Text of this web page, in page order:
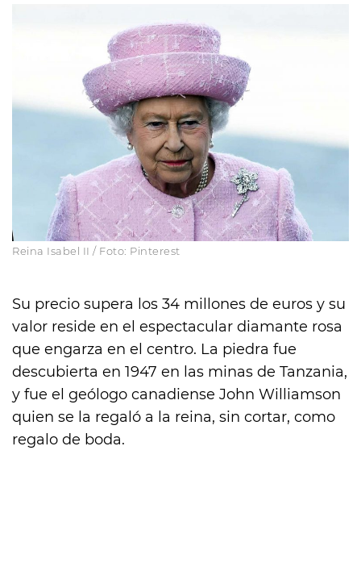
Reina Isabel II / Foto: Pinterest
Su precio supera los 34 millones de euros y su
valor reside en el espectacular diamante rosa
que engarza en el centro. La piedra fue
descubierta en 1947 en las minas de Tanzania,
y fue el geólogo canadiense John Williamson
quien se la regaló a la reina, sin cortar, como
regalo de boda.